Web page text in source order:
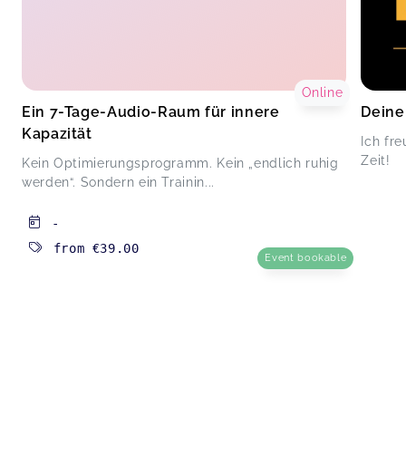
Ein 7-Tage-Audio-Raum für innere
Kapazität
Kein Optimierungsprogramm. Kein „endlich ruhig
werden“. Sondern ein Trainin...
Online
-
from €39.00
Event bookable
Ich
Zeit!